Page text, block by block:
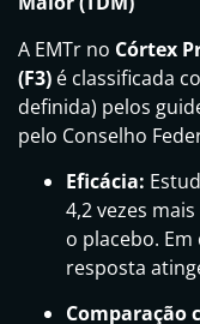
A EMTr no Córtex
(F3) é classificada
definida) pelos
pelo Conselho
Eficácia:
4,2 vezes
o placebo.
resposta
Comparação